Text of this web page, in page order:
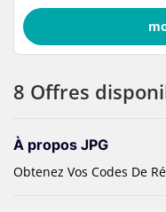
8 Offres
À propos JPG
Obtenez Vos Codes De